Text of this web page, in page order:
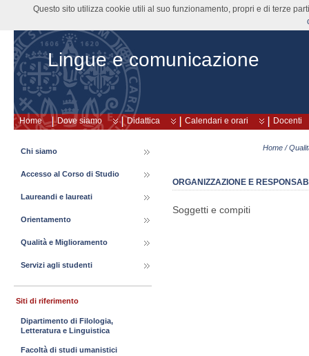
Lingue e comunicazione
Home Dove siamo Didattica Calendari e orari Docenti
Home /
ORGANIZZAZIONE E
Soggetti e compiti
Chi siamo
Accesso al Corso di Studio
Laureandi e laureati
Orientamento
Qualità e Miglioramento
Servizi agli studenti
Siti di riferimento
Dipartimento di Filologia,
Letteratura e Linguistica
Facoltà di studi umanistici
Questo sito utilizza cookie utili al suo funzionamento, propri e di terze